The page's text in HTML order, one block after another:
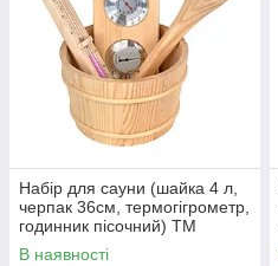
Набір для сауни (шайка 4 л,
черпак 36см, термогігрометр,
годинник пісочний) ТМ
Bonfire
В наявності